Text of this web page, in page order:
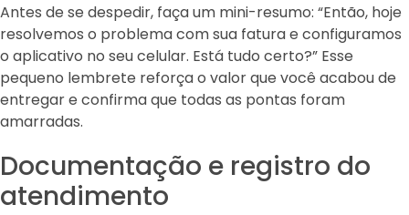
Antes de se despedir, faça um mini-resumo: “Então, hoje
resolvemos o problema com sua fatura e configuramos
o aplicativo no seu celular. Está tudo certo?” Esse
pequeno lembrete reforça o valor que você acabou de
entregar e confirma que todas as pontas foram
amarradas.
Documentação e registro do
atendimento